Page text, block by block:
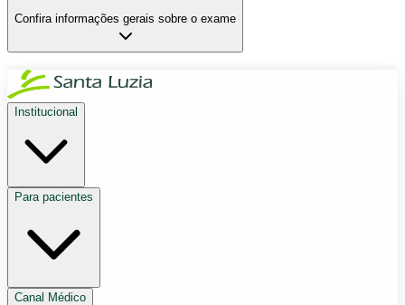
Confira informações gerais sobre o exame
Institucional
Para pacientes
Canal Médico